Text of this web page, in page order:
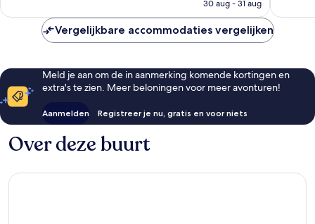
inclusive
30 aug - 31 aug
Vergelijkbare accommodaties vergelijken
Meld je aan om de in aanmerking komende kortingen en
extra's te zien. Meer beloningen voor meer avonturen!
Aanmelden Registreer je nu, gratis en voor niets
Over deze buurt